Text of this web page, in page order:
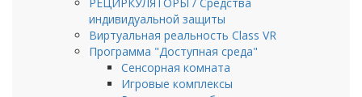
индивидуальной защиты
Виртуальная реальность Class VR
Программа "Доступная среда"
Сенсорная комната
Игровые комплексы